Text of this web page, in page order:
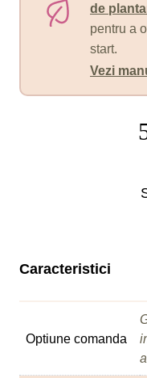
de
pentru a
start.
Vezi
Caracteristici
Optiune comanda